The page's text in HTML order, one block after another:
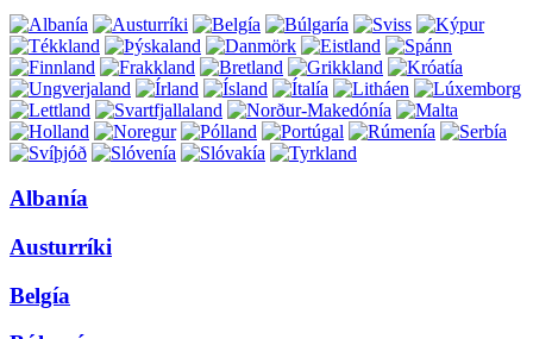
Albanía
Austurríki
Belgía